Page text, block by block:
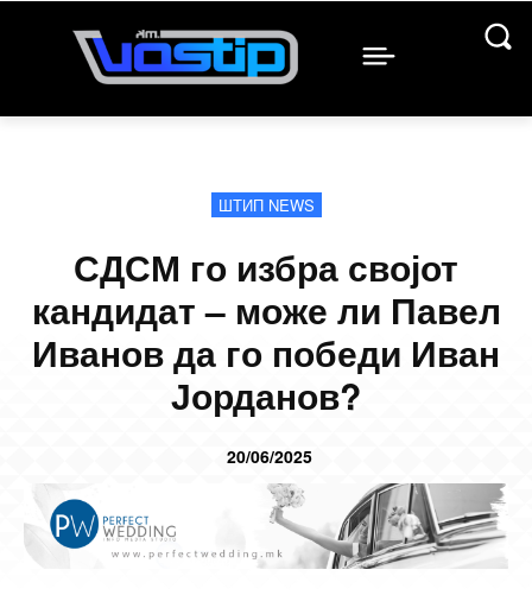
ШТИП NEWS
СДСМ го избра својот
кандидат – може ли Павел
Иванов да го победи Иван
Јорданов?
20/06/2025